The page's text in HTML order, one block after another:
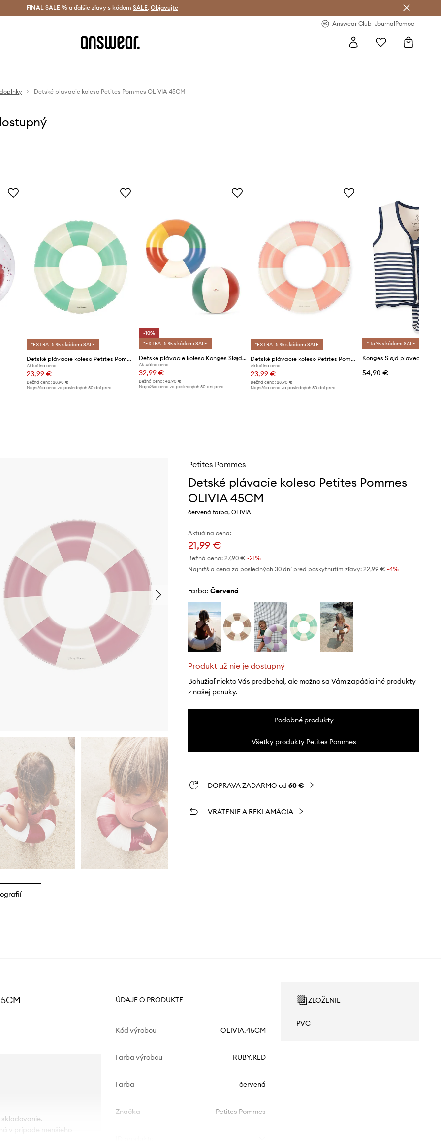
doprava od 60 € > Doručenie aj do 24 h >
FINAL SALE % a ďalšie zľavy s kódom SALE. Objavujte
Answear Club JournalPomoc
Detské plávacie koleso Petites Pommes OLIVIA 45CM
*EXTRA -5 % s kódom: SALE
Detské plávacie koleso Petites Pommes ANNA 60CM
Aktuálna cena:
23,99 €
Bežná cena: 28,90 €
Najnižšia cena za posledných 30 dní pred
-10%
*EXTRA -5 % s kódom: SALE
Detské plávacie koleso Konges Sløjd SWIM RING AND BEACH BALL SET
Aktuálna cena:
32,99 €
Bežná cena: 42,90 €
Najnižšia cena za posledných 30 dní pred
*EXTRA -5 % s kódom: SALE
Detské plávacie koleso Petites Pommes ANNA 60CM
Aktuálna cena:
23,99 €
Bežná cena:28,90 €
Najnižšia cena za posledných 30 dní pred
*-15 % s kódom: SALE
54,90 €
Petites Pommes
Detské plávacie koleso Petites Pommes
OLIVIA 45CM
červená farba, OLIVIA
Aktuálna cena:
21,99 €
Bežná cena: 27,90 € -21%
Najnižšia cena za posledných 30 dní pred poskytnutím zľavy: 22,99 € -4%
Farba: červená
Produkt už nie je dostupný
Bohužiaľ niekto Vás predbehol, ale možno sa Vám zapáčia iné produkty
z našej ponuky.
Podobné produkty
Všetky produkty Petites Pommes
DOPRAVA ZADARMO od 60 €
VRÁTENIE A REKLAMÁCIA
v prípade menšieho
ÚDAJE O PRODUKTE
Kód výrobcu OLIVIA.45CM
Farba výrobcu RUBY.RED
Farba červená
Značka Petites Pommes
ZLOŽENIE
PVC